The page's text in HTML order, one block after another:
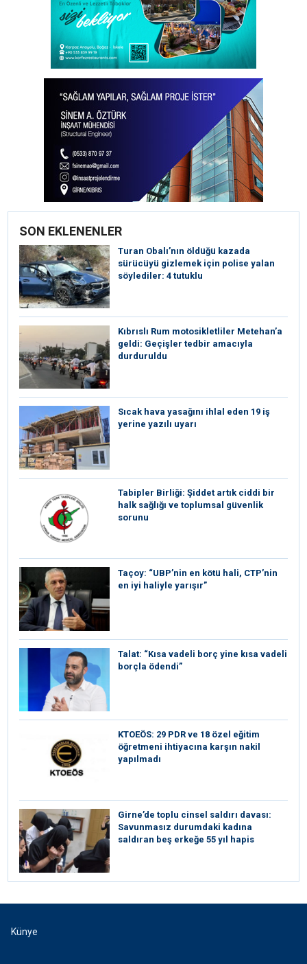
SON EKLENENLER
Turan Obalı’nın öldüğü kazada
sürücüyü gizlemek için polise yalan
söylediler: 4 tutuklu
Kıbrıslı Rum motosikletliler Metehan’a
geldi: Geçişler tedbir amacıyla
durduruldu
Sıcak hava yasağını ihlal eden 19 iş
yerine yazılı uyarı
Tabipler Birliği: Şiddet artık ciddi bir
halk sağlığı ve toplumsal güvenlik
sorunu
Taçoy: “UBP’nin en kötü hali, CTP’nin
en iyi haliyle yarışır”
Talat: “Kısa vadeli borç yine kısa vadeli
borçla ödendi”
KTOEÖS: 29 PDR ve 18 özel eğitim
öğretmeni ihtiyacına karşın nakil
yapılmadı
Girne’de toplu cinsel saldırı davası:
Savunmasız durumdaki kadına
saldıran beş erkeğe 55 yıl hapis
Künye